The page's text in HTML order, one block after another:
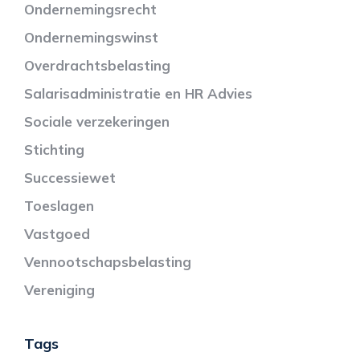
Ondernemingsrecht
Ondernemingswinst
Overdrachtsbelasting
Salarisadministratie en HR Advies
Sociale verzekeringen
Stichting
Successiewet
Toeslagen
Vastgoed
Vennootschapsbelasting
Vereniging
Tags